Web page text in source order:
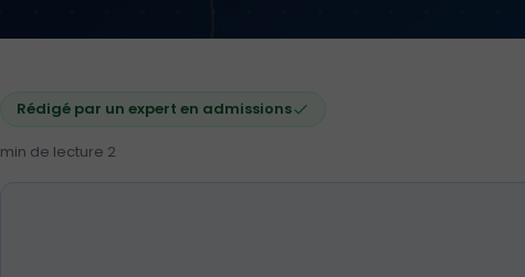
Rédigé par un expert en admissions
2 min de lecture